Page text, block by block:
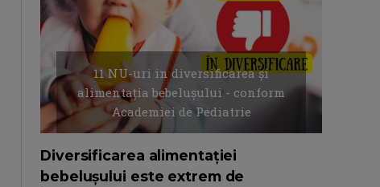
11 NU-uri in diversificarea și
alimentația bebelușului - conform
Academiei de Pediatrie
Diversificarea alimentației
bebelușului este extrem de